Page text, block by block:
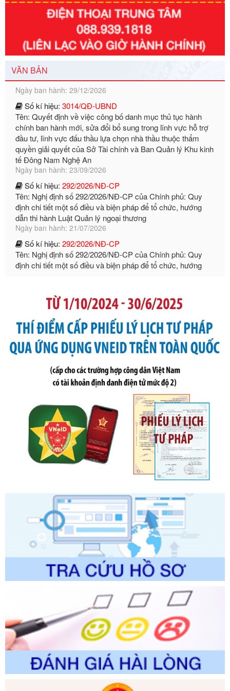
VĂN BẢN
351/2025/NĐ-CP
Tên: Nghị định số 351/2025/NĐ-CP của Chính phủ: Quy
định chuẩn nghèo đa chiều quốc gia giai đoạn 2026 - 2030
Ngày ban hành: 29/12/2026
Số kí hiệu:3014/QĐ-UBND
Tên: Quyết định về việc công bố danh mục thủ tục hành
chính ban hành mới, sửa đổi bổ sung trong lĩnh vực hỗ trợ
đầu tư, lĩnh vực đấu thầu lựa chọn nhà thầu thuộc thẩm
quyền giải quyết của Sở Tài chính và Ban Quản lý Khu kinh
tế Đông Nam Nghệ An
Ngày ban hành: 23/09/2026
Số kí hiệu: 292/2026/NĐ-CP
Tên: Nghị định số 292/2026/NĐ-CP của Chính phủ: Quy
định chi tiết một số điều và biện pháp để tổ chức, hướng
dẫn thi hành Luật Quản lý ngoại thương
Ngày ban hành: 21/07/2026
Số kí hiệu:292/2026/NĐ-CP
Tên: Nghị định số 292/2026/NĐ-CP của Chính phủ: Quy
định chi tiết một số điều và biện pháp để tổ chức, hướng
dẫn thi hành Luật Quản lý ngoại thương
Ngày ban hành: 21/07/2026
bỏ Thông tư số 87/2019/TT- BТC ngày 19 tháng 12 năm
2019 của Bộ trưởng Bộ Tài chính hướng dẫn thực hiện xử
phạt vi phạm hành chính trong lĩnh vực kho bạc nhà nước
Ngày ban hành: 21/07/2026
Số kí hiệu: 291/2026/NĐ-CP
Tên: Nghị định số 291/2026/NĐ-CP của Chính phủ: Sửa
đổi, bổ sung một số điều của Nghị định số 125/2020/NĐ-СР
ngày 19 tháng 10 năm 2020 của Chính phủ quy định xử
phạt vi phạm hành chính về thuế, hóa đơn được sửa đổi, bổ
sung bởi Nghị định số 102/2021/NĐ-CP
Ngày ban hành: 20/07/2026
Số kí hiệu:2303/QĐ-UBND
Tên: Quyết định công bố Danh mục thủ tục hành chính mới
ban hành, được sửa đổi, bổ sung, bị bãi bỏ và phê duyệt
Quy trình nội bộ, quy trình điện tử giải quyết thủ tục hành
chính trong một số lĩnh vực thuộc phạm vi chức năng quản
Số kí hiệu:2304/QĐ-UBND
Tên: Quyết định công bố Danh mục thủ tục hành chính
được sửa đổi, bổ sung và phê duyệt Quy trình nội bộ, quy
trình điện tử giải quyết thủ tục hành chính trong lĩnh vực Du
lịch thuộc phạm vi chức năng quản lý của Sở Văn hóa, Thể
thao và Du lịch
Ngày ban hành: 01/06/2026
Tên: Về việc công bố Danh mục thủ tục hành chính sửa
đổi, bổ sung và phê duyệt Quy trình nội bộ, quy trình điện tử
trong giải quyết thủtục hành chính lĩnh vực biến đổi khí hậu
thuộc phạm vi giải quyết của Sở Nông nghiệp và Môi
trường
Ngày ban hành: 01/06/2026
Số kí hiệu:2300/QĐ-UBND
Tên: V/v công bố danh mục thủ tục hành chính được sửa
đổi, bổ sung và phê duyệt quy trình nội bộ, quy trình điện tử